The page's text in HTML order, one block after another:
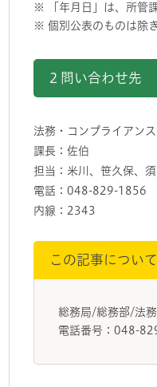
※ 「年月日」は、所管
※ 個別公表のものは除き
2 問い合わせ先
法務・コンプライア
課長：佐伯
担当：米川、笹久保
電話：048-829-
内線：2343
この記事につい
総務局/総務部/法
電話番号：048-